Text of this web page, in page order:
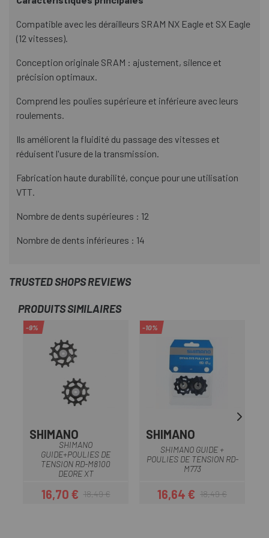
Compatible avec les dérailleurs SRAM NX Eagle et SX Eagle
(12 vitesses).
Conception originale SRAM : ajustement, silence et
précision optimaux.
Comprend les poulies supérieure et inférieure avec leurs
roulements.
Ils améliorent la fluidité du passage des vitesses et
réduisent l'usure de la transmission.
Fabrication haute durabilité, conçue pour une utilisation
VTT.
Nombre de dents supérieures : 12
Nombre de dents inférieures : 14
TRUSTED SHOPS REVIEWS
PRODUITS SIMILAIRES
-9%
SHIMANO
SHIMANO
GUIDE+POULIES DE
TENSION RD-M8100
DEORE XT
Prix
16,70 €Prix habituel
18,49 €
-10%
SHIMANO
SHIMANO GUIDE +
POULIES DE TENSION RD-
M773
Prix
16,64 €Prix habituel
18,49 €